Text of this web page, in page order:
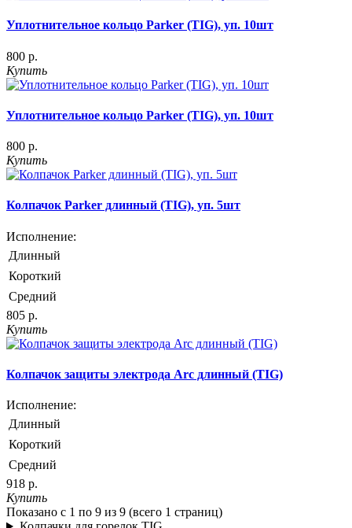
Уплотнительное кольцо Parker (TIG), уп. 10шт
800 р.
Купить
Уплотнительное кольцо Parker (TIG), уп. 10шт
800 р.
Купить
Колпачок Parker длинный (TIG), уп. 5шт
Исполнение:
Длинный
Короткий
Средний
805 р.
Купить
Колпачок защиты электрода Arc длинный (TIG)
Исполнение:
Длинный
Короткий
Средний
918 р.
Купить
Показано с 1 по 9 из 9 (всего 1 страниц)